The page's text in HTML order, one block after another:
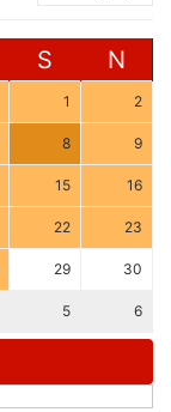
S N
1 2
8 9
15 16
22 23
29 30
5 6